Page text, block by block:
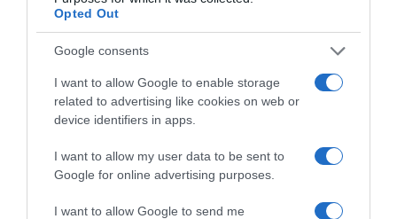
Opted Out
Google consents
I want to allow Google to enable storage
related to advertising like cookies on web or
device identifiers in apps.
I want to allow my user data to be sent to
Google for online advertising purposes.
I want to allow Google to send me